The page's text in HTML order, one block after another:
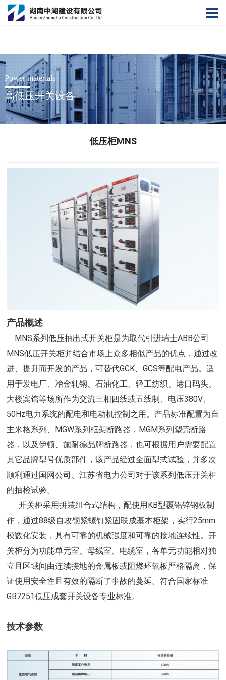
华体会·体育
Power materials
高低压开关设备
低压柜MNS
产品概述
MNS系列低压抽出式开关柜是为取代引进瑞士ABB公司
MNS低压开关柜并结合市场上众多相似产品的优点，通过改
进、提升而开发的产品，可替代GCK、GCS等配电产品。适
用于发电厂、冶金轧钢、石油化工、轻工纺织、港口码头、
大楼宾馆等场所作为交流三相四线或五线制、电压380V、
50Hz电力系统的配电和电动机控制之用。产品标准配置为自
主米格系列、MGW系列框架断路器，MGM系列塑壳断路
器，以及伊顿、施耐德品牌断路器，也可根据用户需要配置
其它品牌型号优质部件，该产品经过全面型式试验，并多次
顺利通过国网公司、江苏省电力公司对于该系列低压开关柜
的抽检试验。
开关柜采用拼装组合式结构，配使用KB型覆铝锌钢板制
作，通过88级自攻锁紧螺钉紧固联成基本柜架，实行25mm
模数化安装，具有可靠的机械强度和可靠的接地连续性。开
关柜分为功能单元室、母线室、电缆室，各单元功能相对独
立且区域间由连续接地的金属板或阻燃环氧板严格隔离，保
证使用安全性且有效的隔断了事故的蔓延。符合国家标准
GB7251低压成套开关设备专业标准。
技术参数